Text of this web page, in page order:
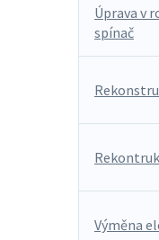
Úprava v
spínač
Výměna